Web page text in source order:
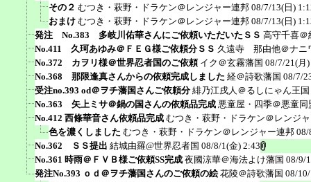
その２ むつき・萩野・ドラケン＠レンジャー連邦 08/7/13(日)
おまけ むつき・萩野・ドラケン＠レンジャー連邦 08/7/13(日)
発注 No.383 多岐川佑華さんにご依頼いただいたＳＳ 高守千喜＠
No.411 久珂あゆみ＠ＦＥＧ様ご依頼分ＳＳ 久遠寺 那由他＠ナニ
No.372 カヲリ様＠世界忍者国のご依頼 イク＠玄霧藩国 08/7/21(月
No.368 那限逢真さんからの依頼完成しました 経＠詩歌藩国 08/7/
受注no.393 od＠ヲチ藩国さんご依頼分 緋乃江戌人＠るしにゃん王国
No.363 矢上ミサ＠鍋の国さんの依頼品完成 悪童屋・四季＠悪童同
No.412 西條華音さん依頼品完成 むつき・萩野・ドラケン＠レンジ
色を濃くしました むつき・萩野・ドラケン＠レンジャー連邦 08/
No.362 ＳＳ提出 結城由羅@世界忍者国 08/8/1(金) 2:43
No.361 時雨＠ＦＶＢ様ご依頼SS完成 夜國涼華＠海法よけ藩国 08/9/
発注No.393 ｏｄ＠ヲチ藩国さんのご依頼の絵 花陵＠詩歌藩国 08/